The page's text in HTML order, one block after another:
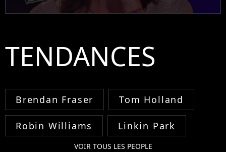
TENDANCES
Brendan Fraser Tom Holland
Robin Williams Linkin Park
VOIR TOUS LES PEOPLE